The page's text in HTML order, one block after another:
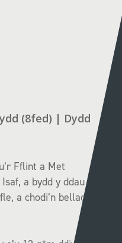
(8fed) | Dydd
Fflint a Met
a bydd y ddau dîm yn
a chodi’n bellach o